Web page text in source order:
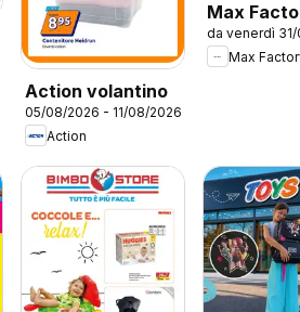
Action volantino
05/08/2026 - 11/08/2026
Action
Max
volantino
da venerdì
Max